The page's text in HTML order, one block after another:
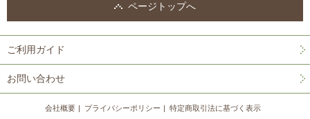
ページトップへ
ご利用ガイド
お問い合わせ
会社概要 プライバシーポリシー 特定商取引法に基づく表示